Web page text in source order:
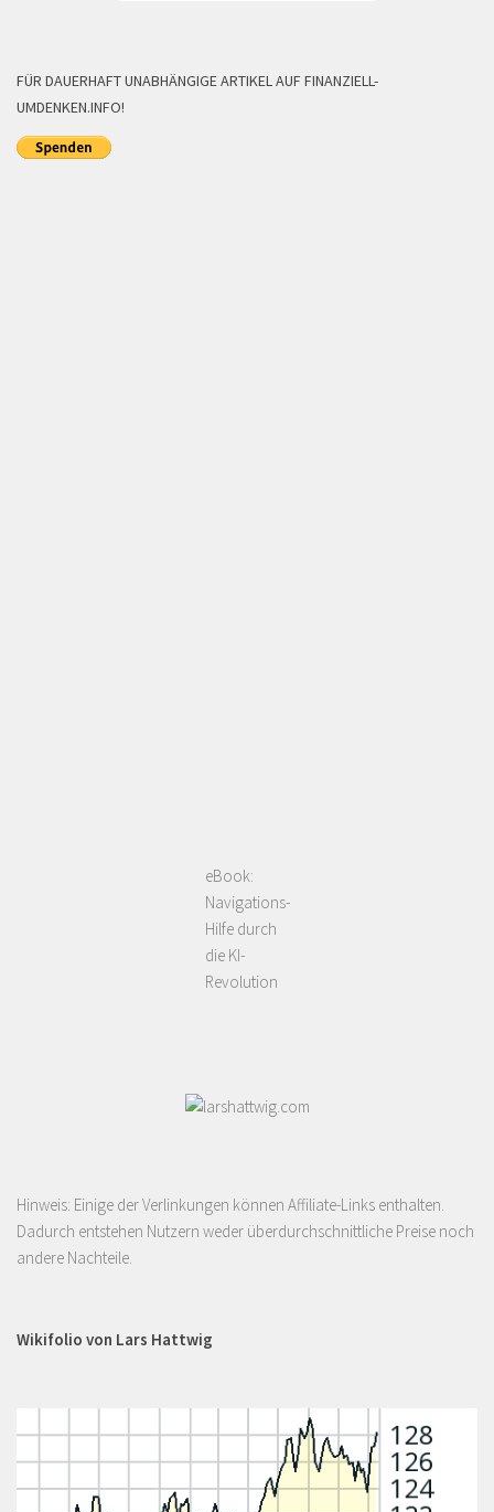
FÜR DAUERHAFT UNABHÄNGIGE ARTIKEL AUF FINANZIELL-
UMDENKEN.INFO!
eBook:
Navigations-
Hilfe durch
die KI-
Revolution
Hinweis: Einige der Verlinkungen können Affiliate-Links enthalten.
Dadurch entstehen Nutzern weder überdurchschnittliche Preise noch
andere Nachteile.
Wikifolio von Lars Hattwig